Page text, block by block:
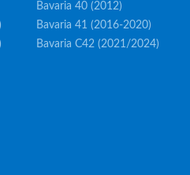
Bavaria 40 (2012)
Bavaria 41 (2016-2020)
Bavaria C42 (2021/2024)